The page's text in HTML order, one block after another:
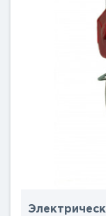
травм у
аварийных